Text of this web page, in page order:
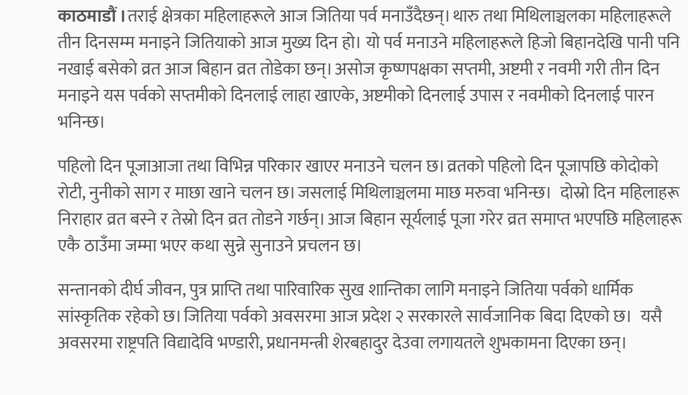
काठमाडौं ।तराई क्षेत्रका महिलाहरूले आज जितिया पर्व मनाउँदैछन्। थारु तथा मिथिलाञ्चलका महिलाहरूले
तीन दिनसम्म मनाइने जितियाको आज मुख्य दिन हो।यो पर्व मनाउने महिलाहरूले हिजो बिहानदेखि पानी पनि
नखाई बसेको व्रत आज बिहान व्रत तोडेका छन्। असोज कृष्णपक्षका सप्तमी, अष्टमी र नवमी गरी तीन दिन
मनाइने यस पर्वको सप्तमीको दिनलाई लाहा खाएके, अष्टमीको दिनलाई उपास र नवमीको दिनलाई पारन
भनिन्छ।
पहिलो दिन पूजाआजा तथा विभिन्न परिकार खाएर मनाउने चलन छ। व्रतको पहिलो दिन पूजापछि कोदोको
रोटी, नुनीको साग र माछा खाने चलन छ। जसलाई मिथिलाञ्चलमा माछ मरुवा भनिन्छ। दोस्रो दिन महिलाहरू
निराहार व्रत बस्ने र तेस्रो दिन व्रत तोडने गर्छन्। आज बिहान सूर्यलाई पूजा गरेर व्रत समाप्त भएपछि महिलाहरू
एकै ठाउँमा जम्मा भएर कथा सुन्ने सुनाउने प्रचलन छ।
सन्तानको दीर्घ जीवन, पुत्र प्राप्ति तथा पारिवारिक सुख शान्तिका लागि मनाइने जितिया पर्वको धार्मिक
सांस्कृतिक रहेको छ। जितिया पर्वको अवसरमा आज प्रदेश २ सरकारले सार्वजानिक बिदा दिएको छ। यसै
अवसरमा राष्ट्रपति विद्यादेवि भण्डारी, प्रधानमन्त्री शेरबहादुर देउवा लगायतले शुभकामना दिएका छन्।